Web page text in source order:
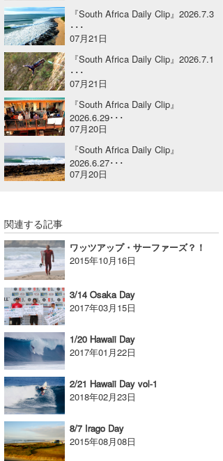
『South Africa Daily Clip』2026.7.3
･･･
07月21日
『South Africa Daily Clip』2026.7.1
･･･
07月21日
『South Africa Daily Clip』
2026.6.29･･･
07月20日
『South Africa Daily Clip』
2026.6.27･･･
07月20日
関連する記事
ワッツアップ・サーファーズ？！
2015年10月16日
3/14 Osaka Day
2017年03月15日
1/20 Hawaii Day
2017年01月22日
2/21 Hawaii Day vol-1
2018年02月23日
8/7 Irago Day
2015年08月08日
CBA Films
熊谷素子
田原啓江
植村未来
NOBUFUKU
大野”MAR”修聖
喜納海人
chan-U
ECE
G◎Da
H
KID
KOBU
KY
mitz
OYZ
S.K
Soulman
VAGY
waka☆=
YUKI☆
たっちー